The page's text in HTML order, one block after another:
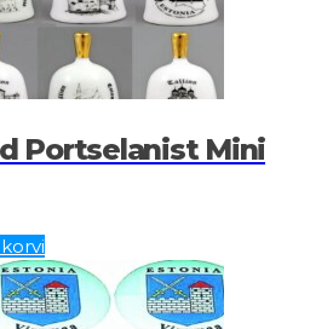
Portselanist Mini